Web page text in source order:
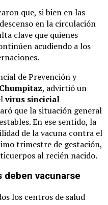
que, si bien en las
en la circulación
clave que quienes
acudiendo a los
de Prevención y
, advirtió un
virus sincicial
que la situación general
En ese sentido, la
de la vacuna contra el
trimestre de gestación,
al recién nacido.
deben vacunarse
los centros de salud